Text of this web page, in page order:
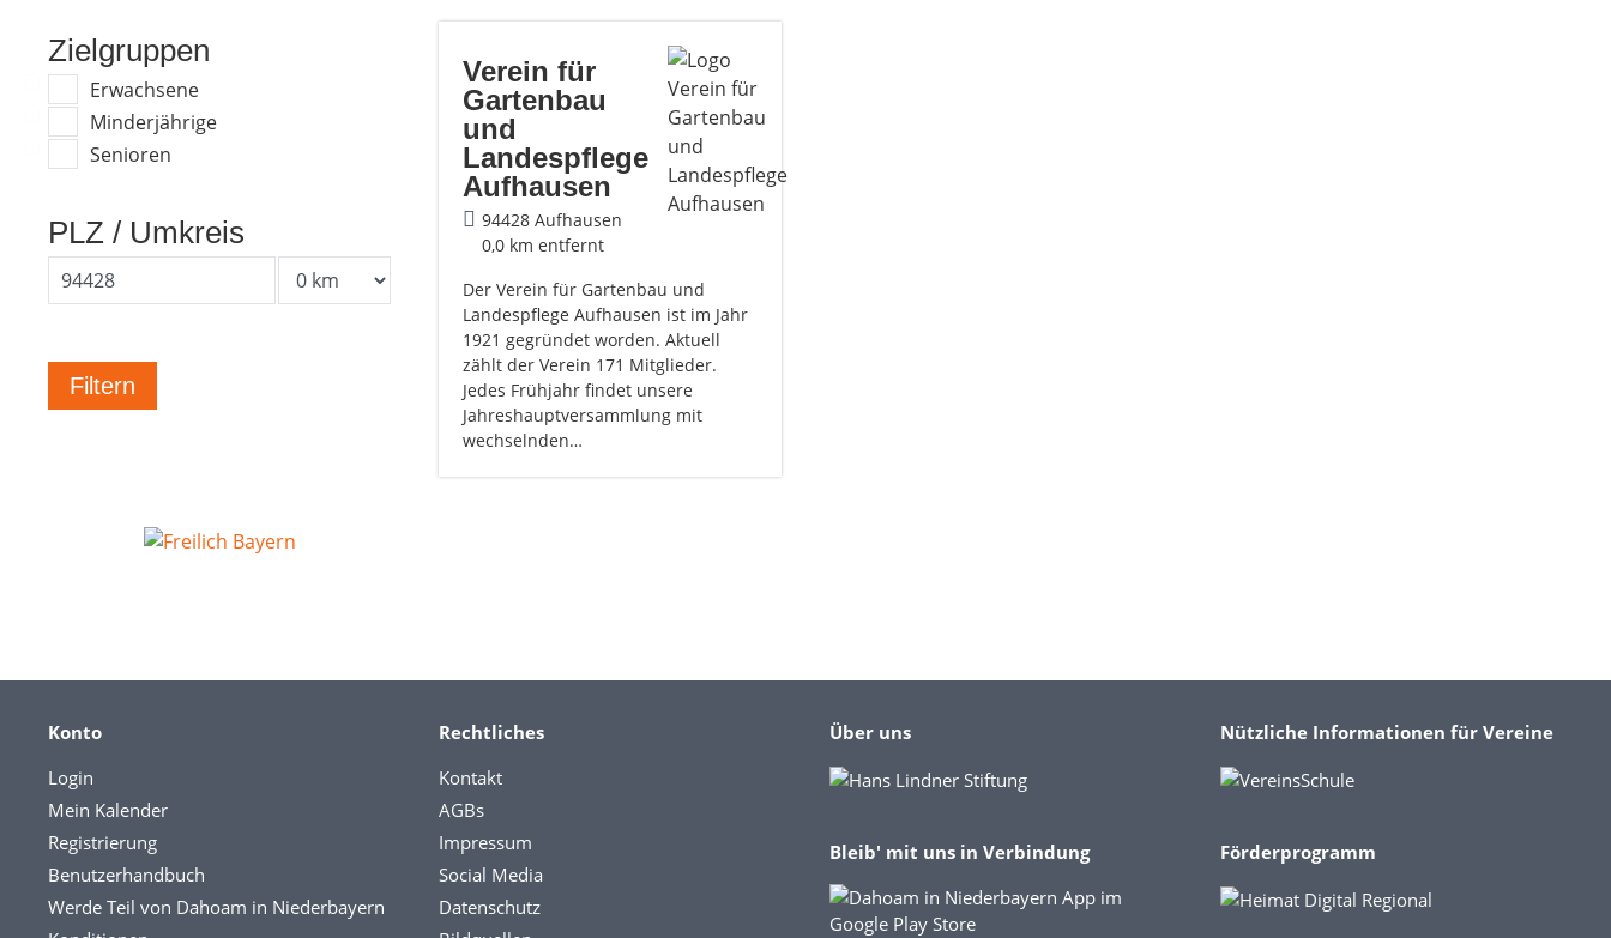
Zielgruppen
Erwachsene
Minderjährige
Senioren
PLZ / Umkreis
Verein für
Gartenbau
und
Landespflege
Aufhausen
94428 Aufhausen
0,0 km entfernt
Der Verein für Gartenbau und
Landespflege Aufhausen ist im Jahr
1921 gegründet worden. Aktuell
zählt der Verein 171 Mitglieder.
Jedes Frühjahr findet unsere
Jahreshauptversammlung mit
wechselnden…
Konto
Login
Mein Kalender
Registrierung
Benutzerhandbuch
Werde Teil von Dahoam in Niederbayern
Rechtliches
Kontakt
AGBs
Impressum
Social Media
Datenschutz
Über uns
Bleib' mit uns in Verbindung
Nützliche Informationen für Vereine
Förderprogramm